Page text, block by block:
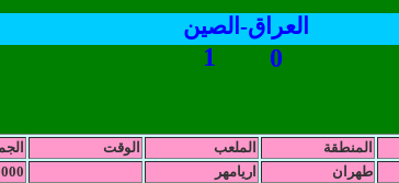
الوقت الملعب المنطقة
اريامهر طهران
العراق-الصين
0
1